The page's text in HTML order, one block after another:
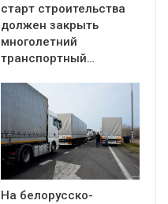
старт строительства
должен закрыть
многолетний
транспортный…
На белорусско-